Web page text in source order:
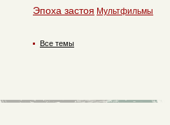
Эпоха застоя Мультфильмы
Все темы